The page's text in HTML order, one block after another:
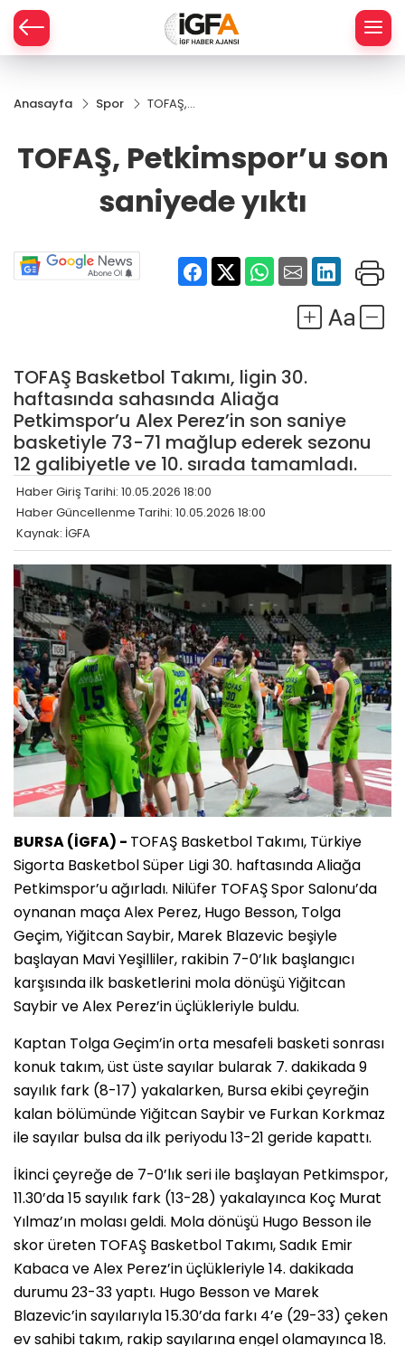
Anasayfa Spor
TOFAŞ,
saniyede
TOFAŞ, Petkimspor’u son
saniyede yıktı
TOFAŞ Basketbol Takımı, ligin 30.
haftasında sahasında Aliağa
Petkimspor’u Alex Perez’in son saniye
basketiyle 73-71 mağlup ederek sezonu
12 galibiyetle ve 10. sırada tamamladı.
Haber Giriş Tarihi: 10.05.2026 18:00
Haber Güncellenme Tarihi: 10.05.2026 18:00
Kaynak: İGFA
BURSA (İGFA) - TOFAŞ Basketbol Takımı, Türkiye
Sigorta Basketbol Süper Ligi 30. haftasında Aliağa
Petkimspor’u ağırladı. Nilüfer TOFAŞ Spor Salonu’da
oynanan maça Alex Perez, Hugo Besson, Tolga
Geçim, Yiğitcan Saybir, Marek Blazevic beşiyle
başlayan Mavi Yeşilliler, rakibin 7-0’lık başlangıcı
karşısında ilk basketlerini mola dönüşü Yiğitcan
Saybir ve Alex Perez’in üçlükleriyle buldu.
Kaptan Tolga Geçim’in orta mesafeli basketi sonrası
konuk takım, üst üste sayılar bularak 7. dakikada 9
sayılık fark (8-17) yakalarken, Bursa ekibi çeyreğin
kalan bölümünde Yiğitcan Saybir ve Furkan Korkmaz
ile sayılar bulsa da ilk periyodu 13-21 geride kapattı.
İkinci çeyreğe de 7-0’lık seri ile başlayan Petkimspor,
11.30’da 15 sayılık fark (13-28) yakalayınca Koç Murat
Yılmaz’ın molası geldi. Mola dönüşü Hugo Besson ile
skor üreten TOFAŞ Basketbol Takımı, Sadık Emir
Kabaca ve Alex Perez’in üçlükleriyle 14. dakikada
durumu 23-33 yaptı. Hugo Besson ve Marek
Blazevic’in sayılarıyla 15.30’da farkı 4’e (29-33) çeken
ev sahibi takım, rakip sayılarına engel olamayınca 18.